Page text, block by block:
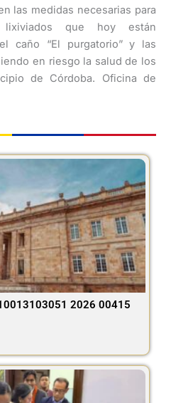
las medidas necesarias para
que hoy están
caño “El purgatorio” y las
en riesgo la salud de los
de Córdoba. Oficina de
2026 00415